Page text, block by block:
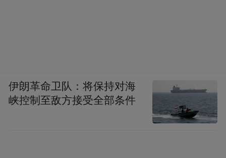
伊朗革命卫队：将保持对海
峡控制至敌方接受全部条件